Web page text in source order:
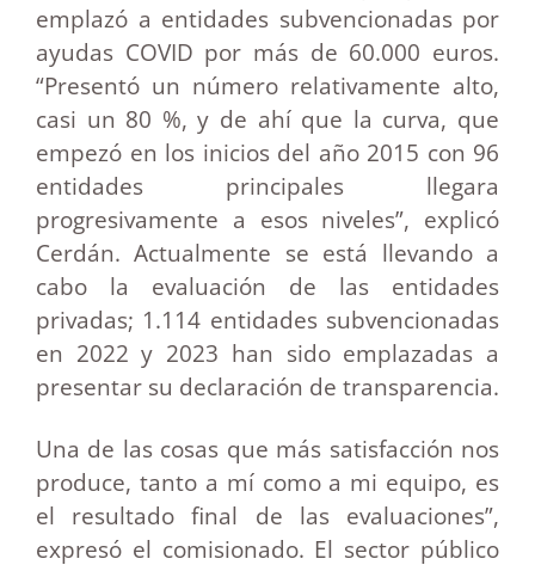
emplazó a entidades subvencionadas por
ayudas COVID por más de 60.000 euros.
“Presentó un número relativamente alto,
casi un 80 %, y de ahí que la curva, que
empezó en los inicios del año 2015 con 96
entidades principales llegara
progresivamente a esos niveles”, explicó
Cerdán. Actualmente se está llevando a
cabo la evaluación de las entidades
privadas; 1.114 entidades subvencionadas
en 2022 y 2023 han sido emplazadas a
presentar su declaración de transparencia.
Una de las cosas que más satisfacción nos
produce, tanto a mí como a mi equipo, es
el resultado final de las evaluaciones”,
expresó el comisionado. El sector público